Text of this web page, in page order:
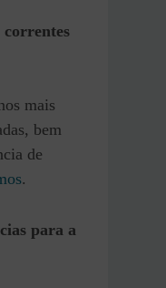
correntes
mais
bem
de
.
para a